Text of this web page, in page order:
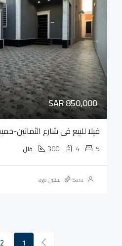
SAR 850,000
فيلا للبيع في شارع
5
4
300 فلل
Sara سنتين ago
1
2